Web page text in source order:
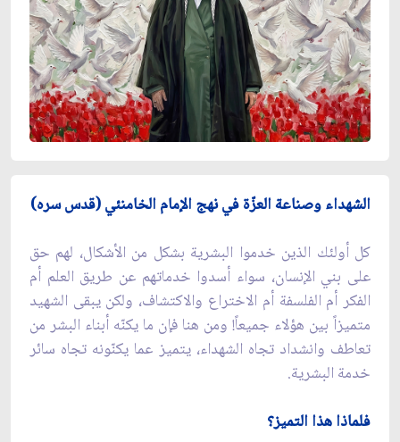
الشهداء وصناعة العزّة في نهج الإمام الخامنئي (قدس سره)
كل أولئك الذين خدموا البشرية بشكل من الأشكال، لهم حق
على بني الإنسان، سواء أسدوا خدماتهم عن طريق العلم أم
الفكر أم الفلسفة أم الاختراع والاكتشاف، ولكن يبقى الشهيد
متميزاً بين هؤلاء جميعاً! ومن هنا فإن ما يكنّه أبناء البشر من
تعاطف وانشداد تجاه الشهداء، يتميز عما يكنّونه تجاه سائر
خدمة البشرية.
فلماذا هذا التميز؟